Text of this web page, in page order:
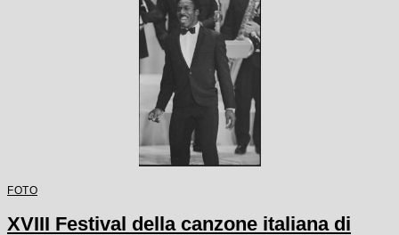
FOTO
XVIII Festival della canzone italiana di